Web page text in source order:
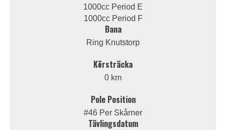
1000cc Period E
1000cc Period F
Bana
Ring Knutstorp
Körsträcka
0 km
Pole Position
#46 Per Skårner
Tävlingsdatum